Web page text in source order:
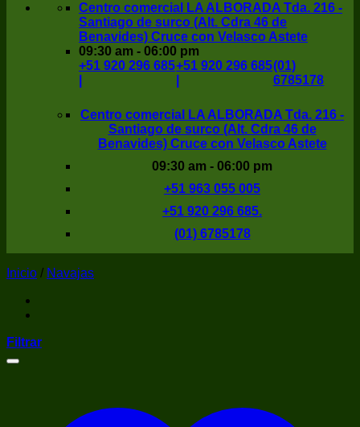
Centro comercial LA ALBORADA Tda. 216 -
Santiago de surco (Alt. Cdra 46 de
Benavides) Cruce con Velasco Astete
09:30 am - 06:00 pm
+51 920 296 685+51 920 296 685(01)
6785178
Centro comercial LA ALBORADA Tda. 216 -
Santiago de surco (Alt. Cdra 46 de
Benavides) Cruce con Velasco Astete
09:30 am - 06:00 pm
+51 963 055 005
+51 920 296 685.
(01) 6785178
Inicio / Navajas
Filtrar